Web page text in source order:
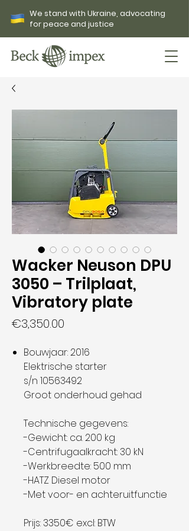
We stand with Ukraine, advocating
for peace and justice
Wacker Neuson DPU
3050 – Trilplaat,
Vibratory plate
€3,350.00
Bouwjaar: 2016
Elektrische starter
s/n 10563492
Groot onderhoud gehad
Technische gegevens:
-Gewicht: ca. 200 kg
-Centrifugaalkracht: 30 kN
-Werkbreedte: 500 mm
-HATZ Diesel motor
-Met voor- en achteruitfunctie
Prijs: 3350€ excl: BTW